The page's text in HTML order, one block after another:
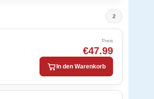
2
Preis
€47.99
In den Warenkorb